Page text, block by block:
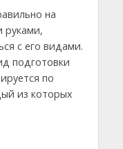
на
руками,
с его видами.
подготовки
по
из которых